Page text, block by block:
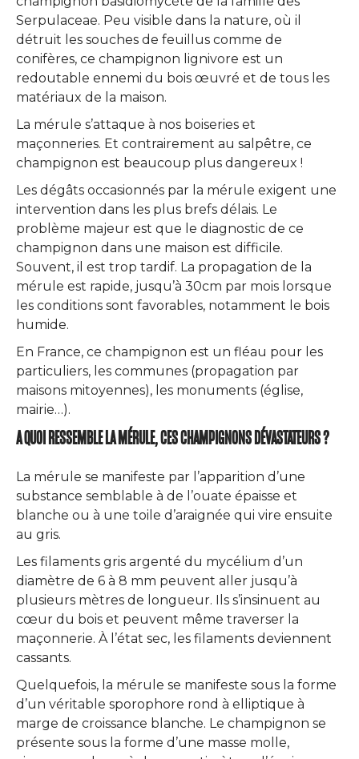
Serpulaceae. Peu visible dans la nature, où il
détruit les souches de feuillus comme de
conifères, ce champignon lignivore est un
redoutable ennemi du bois œuvré et de tous les
matériaux de la maison.
La mérule s’attaque à nos boiseries et
maçonneries. Et contrairement au salpêtre, ce
champignon est beaucoup plus dangereux !
Les dégâts occasionnés par la mérule exigent une
intervention dans les plus brefs délais. Le
problème majeur est que le diagnostic de ce
champignon dans une maison est difficile.
Souvent, il est trop tardif. La propagation de la
mérule est rapide, jusqu’à 30cm par mois lorsque
les conditions sont favorables, notamment le bois
humide.
En France, ce champignon est un fléau pour les
particuliers, les communes (propagation par
maisons mitoyennes), les monuments (église,
mairie…).
A QUOI RESSEMBLE LA MÉRULE, CES CHAMPIGNONS DÉVASTATEURS ?
La mérule se manifeste par l’apparition d’une
substance semblable à de l’ouate épaisse et
blanche ou à une toile d’araignée qui vire ensuite
au gris.
Les filaments gris argenté du mycélium d’un
diamètre de 6 à 8 mm peuvent aller jusqu’à
plusieurs mètres de longueur. Ils s’insinuent au
cœur du bois et peuvent même traverser la
maçonnerie. À l’état sec, les filaments deviennent
cassants.
Quelquefois, la mérule se manifeste sous la forme
d’un véritable sporophore rond à elliptique à
marge de croissance blanche. Le champignon se
présente sous la forme d’une masse molle,